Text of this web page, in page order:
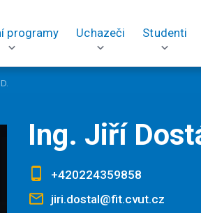
programy Uchazeči Studenti
Ing. Jiří
+420224359858
jiri.dostal@fit.cvut.cz